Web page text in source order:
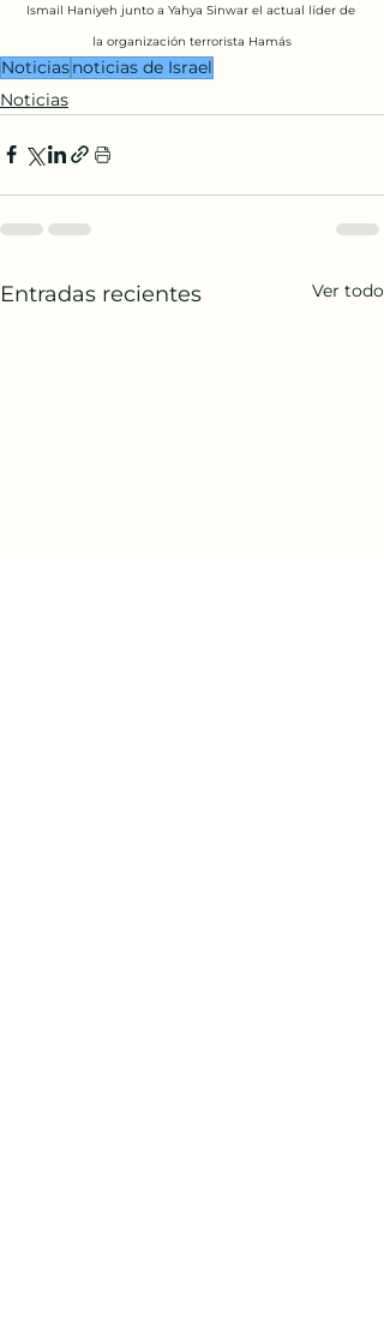
Ismail Haniyeh junto a Yahya Sinwar el actual líder de
la organización terrorista Hamás
Noticiasnoticias de Israel
Noticias
Entradas recientes Ver todo